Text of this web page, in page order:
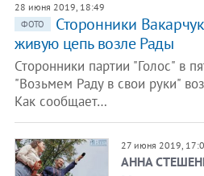
28 июня 2019, 18:49
ФОТО
​Сторонники
живую цепь возле Рады
Сторонники партии "Голос" в
"Возьмем Раду в свои руки"
Как сообщает…
27 июня 2019,
АННА